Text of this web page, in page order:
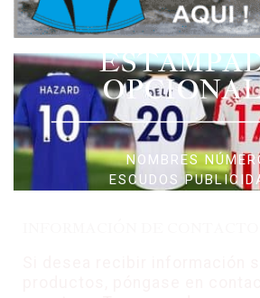
NOMBRES
ESCUDOS